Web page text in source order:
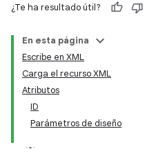
¿Te ha resultado útil?
En esta página
Escribe en XML
Carga el recurso XML
Atributos
ID
Parámetros de diseño